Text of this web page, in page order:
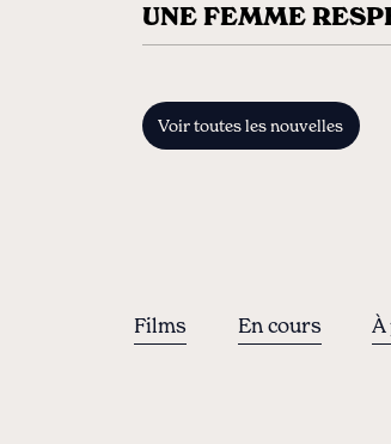
UNE FEMME
Voir toutes les nouvelles
Films En cours